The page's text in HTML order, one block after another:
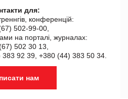
для:
конференцій:
502-99-00,
на порталі, журналах:
502 30 13,
383 92 39, +380 (44) 383 50 34.
нам